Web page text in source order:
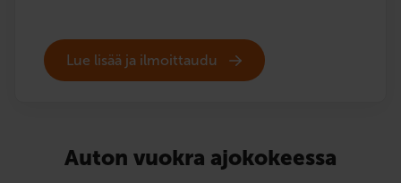
Lue lisää ja ilmoittaudu
Auton vuokra ajokokeessa